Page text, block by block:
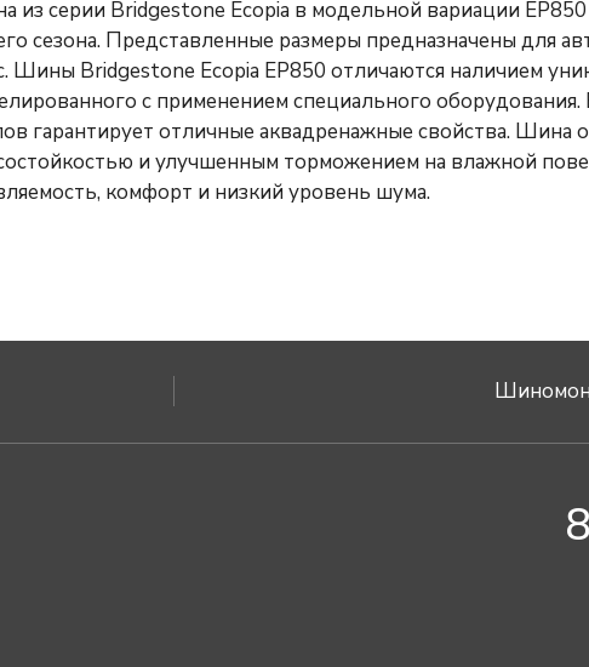
из серии Bridgestone Ecopia в модельной вариации
сезона. Представленные размеры предназначены для
Шины Bridgestone Ecopia EP850 отличаются наличием
с применением специального
гарантирует отличные аквадренажные свойства. Шина
и улучшенным торможением на влажной
комфорт и низкий уровень шума.